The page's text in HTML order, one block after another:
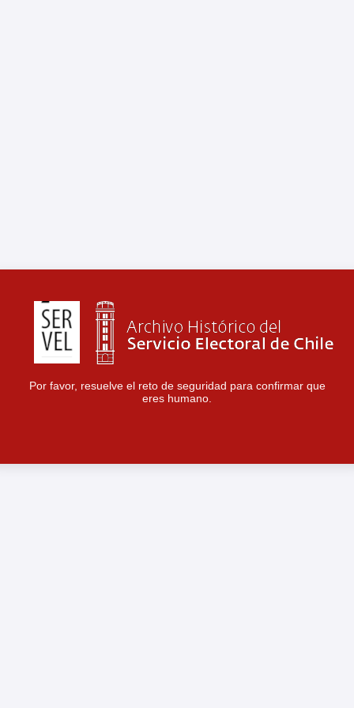
Por favor, resuelve el reto de seguridad para confirmar que
eres humano.